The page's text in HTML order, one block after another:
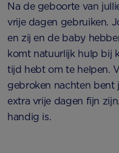
Na de geboorte van
vrije dagen gebruiken.
en zij en de baby
komt natuurlijk hulp bij
tijd hebt om te helpen.
gebroken nachten bent
extra vrije dagen fijn
handig is.